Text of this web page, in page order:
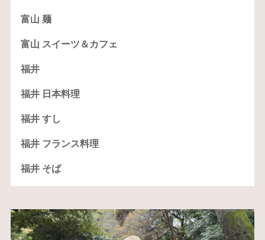
富山 麺
富山 スイーツ＆カフェ
福井
福井 日本料理
福井 すし
福井 フランス料理
福井 そば